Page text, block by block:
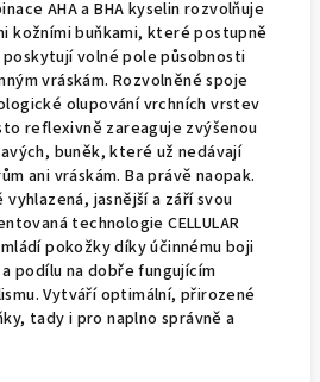
AHA a BHA kyselin rozvolňuje
kožními buňkami, které postupně
volné pole působnosti
vráskám. Rozvolněné spoje
olupování vrchních vrstev
reflexivně zareaguje zvýšenou
buněk, které už nedávají
ani vráskám. Ba právě naopak.
jasnější a září svou
technologie CELLULAR
pokožky díky účinnému boji
podílu na dobře fungujícím
Vytváří optimální, přirozené
tady i pro naplno správně a